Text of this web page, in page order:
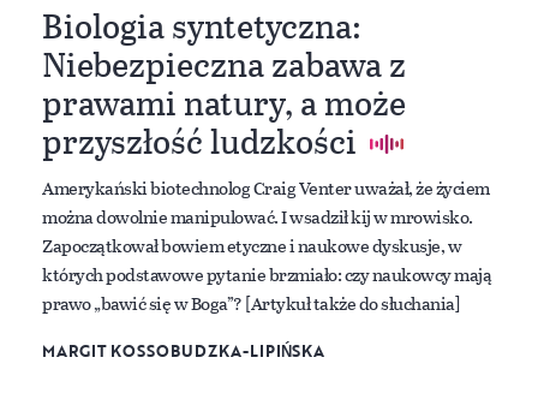
Biologia syntetyczna:
Niebezpieczna zabawa z
prawami natury, a może
przyszłość ludzkości
Amerykański biotechnolog Craig Venter uważał, że życiem
można dowolnie manipulować. I wsadził kij w mrowisko.
Zapoczątkował bowiem etyczne i naukowe dyskusje, w
których podstawowe pytanie brzmiało: czy naukowcy mają
prawo „bawić się w Boga”? [Artykuł także do słuchania]
MARGIT KOSSOBUDZKA-LIPIŃSKA